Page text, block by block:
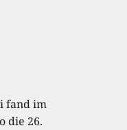
fand im
die 26.